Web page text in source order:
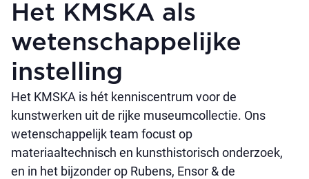
Het KMSKA als
wetenschappelijke
instelling
Het KMSKA is hét kenniscentrum voor de
kunstwerken uit de rijke museumcollectie. Ons
wetenschappelijk team focust op
materiaaltechnisch en kunsthistorisch onderzoek,
en in het bijzonder op Rubens, Ensor & de